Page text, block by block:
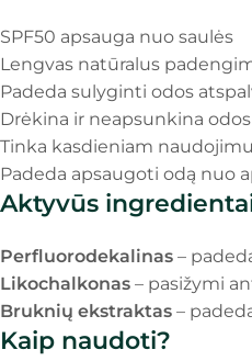
SPF50 apsauga nuo saulės
Lengvas natūralus
Padeda sulyginti odos
Drėkina ir neapsunkina odos
Tinka kasdieniam
Padeda apsaugoti odą nuo
Aktyvūs
Perfluorodekalinas –
Likochalkonas – pasižymi
Bruknių ekstraktas –
Kaip naudoti?